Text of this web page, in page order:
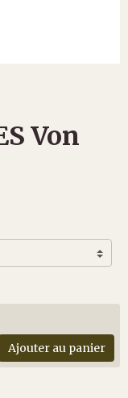
Von
Ajouter au panier